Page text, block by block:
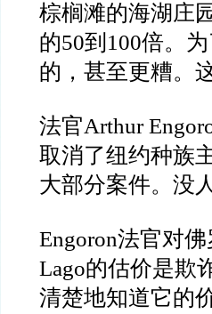
棕榈滩的海湖庄
的50到 100倍。
的，甚至更糟。
法官Arthur
取消了纽约种族
大部分案件。没
Engoron法官对
Lago的估价是欺
清楚地知道它的